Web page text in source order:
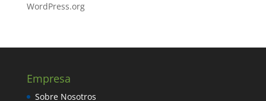
WordPress.org
Empresa
Sobre Nosotros